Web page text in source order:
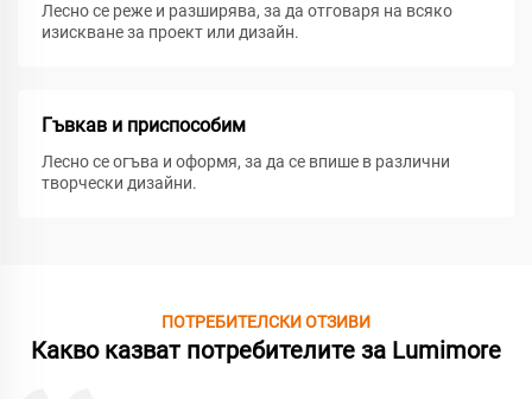
Лесно се реже и разширява, за да отговаря на всяко
изискване за проект или дизайн.
Гъвкав и приспособим
Лесно се огъва и оформя, за да се впише в различни
творчески дизайни.
ПОТРЕБИТЕЛСКИ ОТЗИВИ
Какво казват потребителите за Lumimore